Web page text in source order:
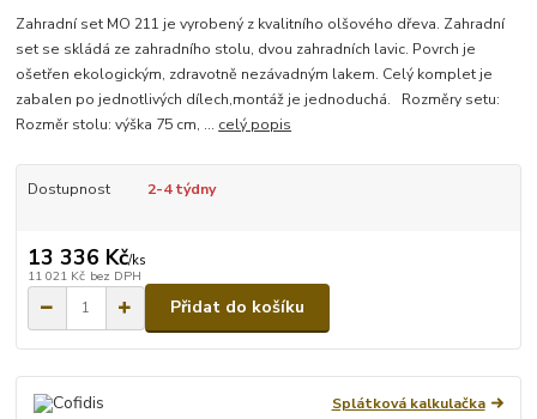
Zahradní set MO 211 je vyrobený z kvalitního olšového dřeva. Zahradní
set se skládá ze zahradního stolu, dvou zahradních lavic. Povrch je
ošetřen ekologickým, zdravotně nezávadným lakem. Celý komplet je
zabalen po jednotlivých dílech,montáž je jednoduchá. Rozměry setu:
Rozměr stolu: výška 75 cm, ... celý popis
Dostupnost 2-4 týdny
13 336 Kč/ks
11 021 Kč bez DPH
Přidat do košíku
Splátková kalkulačka